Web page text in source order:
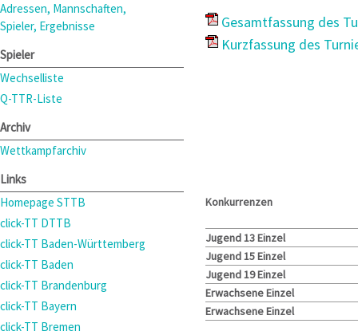
Adressen, Mannschaften,
Spieler, Ergebnisse
Spieler
Wechselliste
Q-TTR-Liste
Archiv
Wettkampfarchiv
Links
Homepage STTB
click-TT DTTB
click-TT Baden-Württemberg
click-TT Baden
click-TT Brandenburg
click-TT Bayern
click-TT Bremen
Gesamtfassung des
Kurzfassung des
Konkurrenzen
Jugend 13 Einzel
Jugend 15 Einzel
Jugend 19 Einzel
Erwachsene Einzel
Erwachsene Einzel